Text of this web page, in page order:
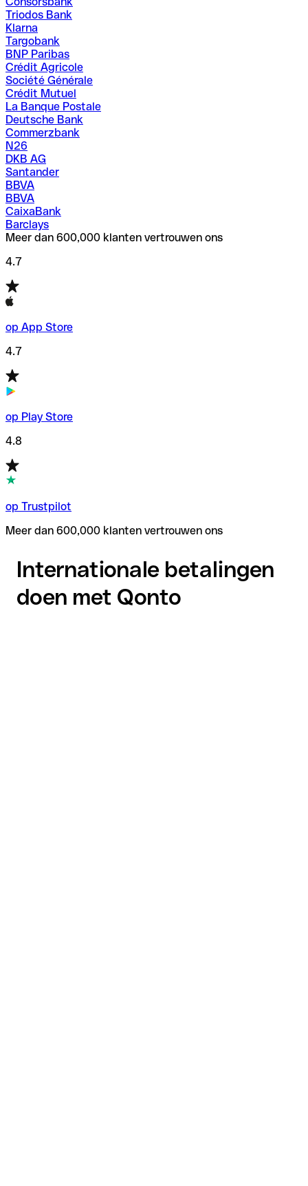
Triodos Bank
Klarna
Targobank
BNP Paribas
Crédit Agricole
Société Générale
Crédit Mutuel
La Banque Postale
Deutsche Bank
Commerzbank
N26
DKB AG
Santander
BBVA
BBVA
CaixaBank
Barclays
Meer dan 600,000 klanten vertrouwen ons
4.7
op App Store
4.7
op Play Store
4.8
op Trustpilot
Meer dan 600,000 klanten vertrouwen ons
Internationale betalingen
doen met Qonto